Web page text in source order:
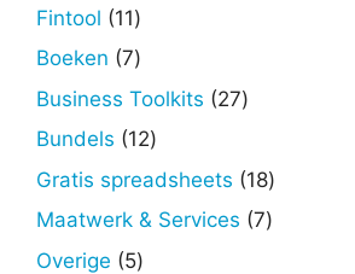
Fintool 1111
producten
Boeken 77
producten
Business Toolkits 2727
Bundels 1212
producten
Gratis spreadsheets 1818
producten
Maatwerk & Services 77
Overige 55